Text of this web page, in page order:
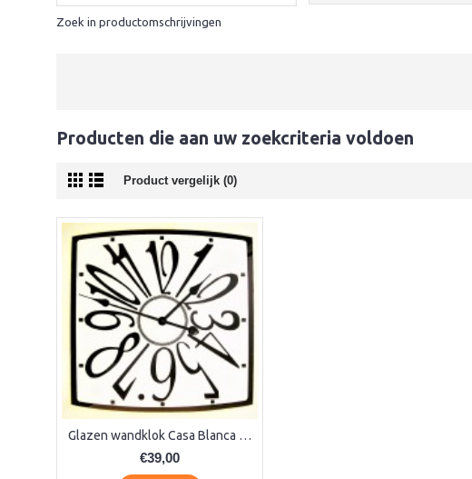
Zoek in productomschrijvingen
Producten die aan uw zoekcriteria voldoen
Product vergelijk (0)
Glazen wandklok Casa Blanca 070 mI
€39,00